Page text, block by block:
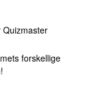
Quizmaster
forskellige